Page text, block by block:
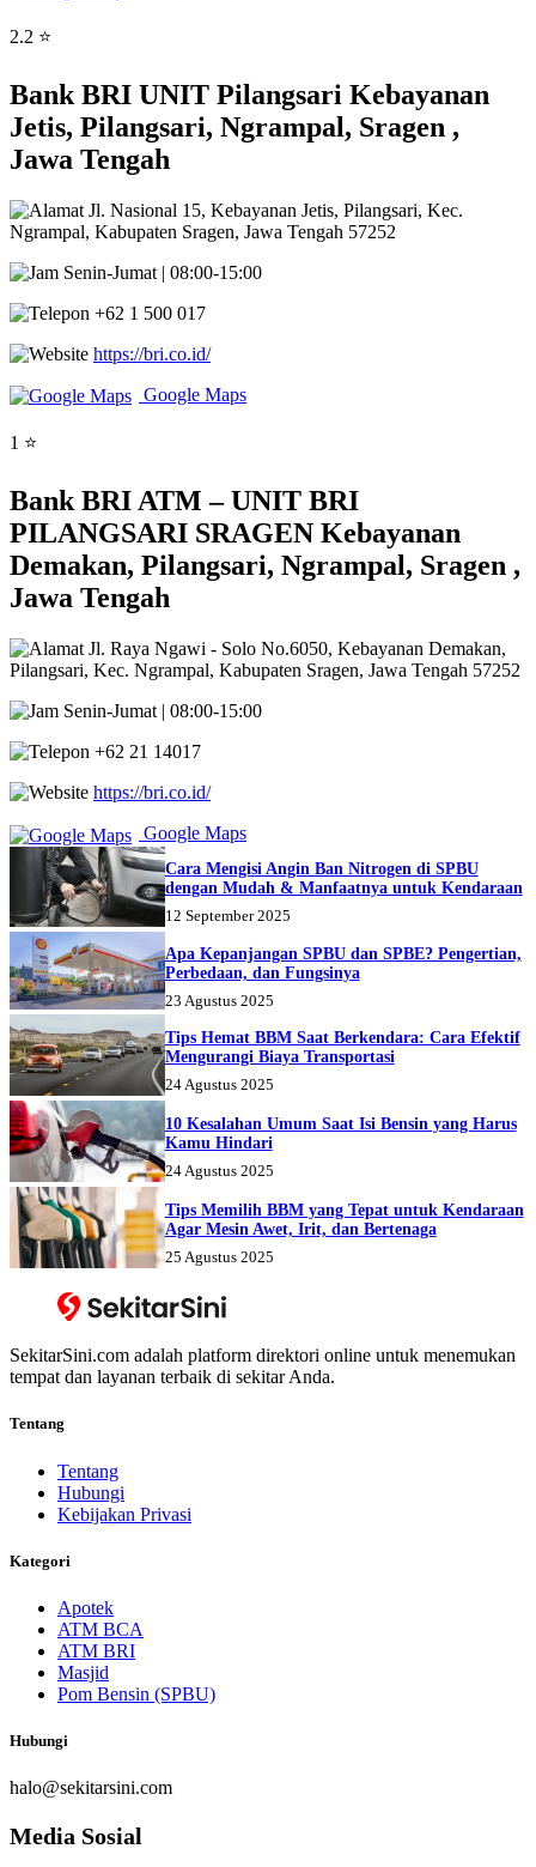
2.2 ⭐
Bank BRI UNIT Pilangsari Kebayanan
Jetis, Pilangsari, Ngrampal, Sragen ,
Jawa Tengah
Jl. Nasional 15, Kebayanan Jetis, Pilangsari, Kec.
Ngrampal, Kabupaten Sragen, Jawa Tengah 57252
Senin-Jumat | 08:00-15:00
+62 1 500 017
https://bri.co.id/
Google Maps
1 ⭐
Bank BRI ATM – UNIT BRI
PILANGSARI SRAGEN Kebayanan
Demakan, Pilangsari, Ngrampal, Sragen ,
Jawa Tengah
Jl. Raya Ngawi - Solo No.6050, Kebayanan Demakan,
Pilangsari, Kec. Ngrampal, Kabupaten Sragen, Jawa Tengah 57252
Senin-Jumat | 08:00-15:00
+62 21 14017
https://bri.co.id/
Google Maps
Cara Mengisi Angin Ban Nitrogen di SPBU
dengan Mudah & Manfaatnya untuk Kendaraan
12 September 2025
Apa Kepanjangan SPBU dan SPBE? Pengertian,
Perbedaan, dan Fungsinya
23 Agustus 2025
Tips Hemat BBM Saat Berkendara: Cara Efektif
Mengurangi Biaya Transportasi
24 Agustus 2025
10 Kesalahan Umum Saat Isi Bensin yang Harus
Kamu Hindari
24 Agustus 2025
Tips Memilih BBM yang Tepat untuk Kendaraan
Agar Mesin Awet, Irit, dan Bertenaga
25 Agustus 2025
SekitarSini.com adalah platform direktori online untuk menemukan
tempat dan layanan terbaik di sekitar Anda.
Tentang
Tentang
Hubungi
Kebijakan Privasi
Kategori
Apotek
ATM BCA
ATM BRI
Masjid
Pom Bensin (SPBU)
Hubungi
halo@sekitarsini.com
Media Sosial